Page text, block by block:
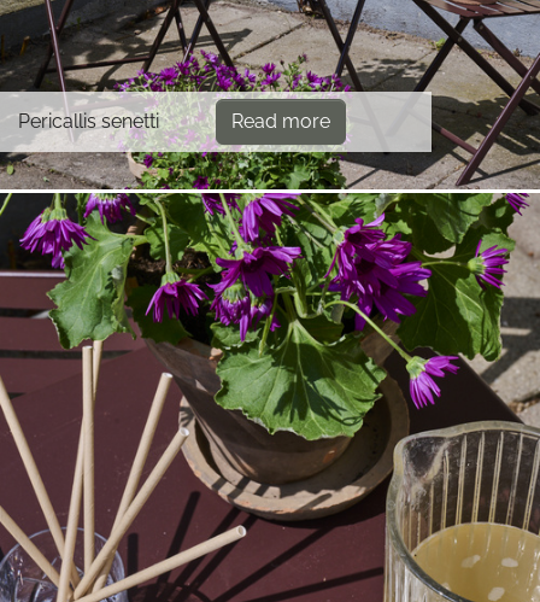
Pericallis senetti Read more